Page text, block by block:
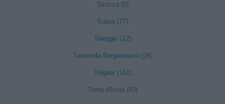
Strozza (9)
Suisio (77)
Taleggio (12)
Tavernola Bergamasca (26)
Telgate (151)
Terno d'Isola (83)